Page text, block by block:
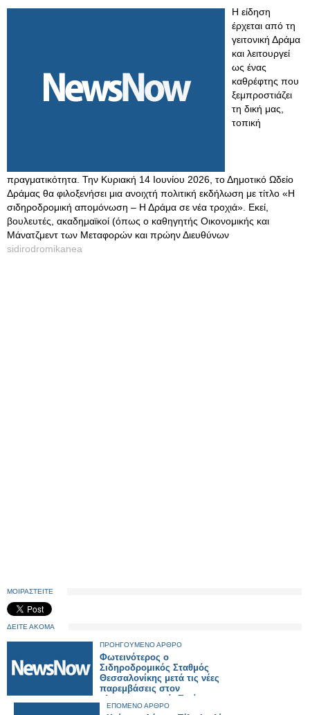
Η είδηση
έρχεται από τη
γειτονική Δράμα
και λειτουργεί
ως ένας
καθρέφτης που
ξεμπροστιάζει
τη δική μας,
τοπική
πραγματικότητα. Την Κυριακή 14 Ιουνίου 2026, το Δημοτικό Ωδείο
Δράμας θα φιλοξενήσει μια ανοιχτή πολιτική εκδήλωση με τίτλο «Η
σιδηροδρομική απομόνωση – Η Δράμα σε νέα τροχιά». Εκεί,
βουλευτές, ακαδημαϊκοί (όπως ο καθηγητής Οικονομικής και
Μάνατζμεντ των Μεταφορών και πρώην Διευθύνων
sidirodromikanea
ΜΟΙΡΑΣΤΕΙΤΕ
ΔΕΙΤΕ ΑΚΟΜΑ
ΠΡΟΗΓΟΥΜΕΝΟ ΑΡΘΡΟ
Φωτεινότερος ο
Σιδηροδρομικός Σταθμός
Θεσσαλονίκης μετά τις νέες
παρεμβάσεις στον
ηλεκτροφωτισμό. Εικόνες και
βίντεο.
ΕΠΟΜΕΝΟ ΑΡΘΡΟ